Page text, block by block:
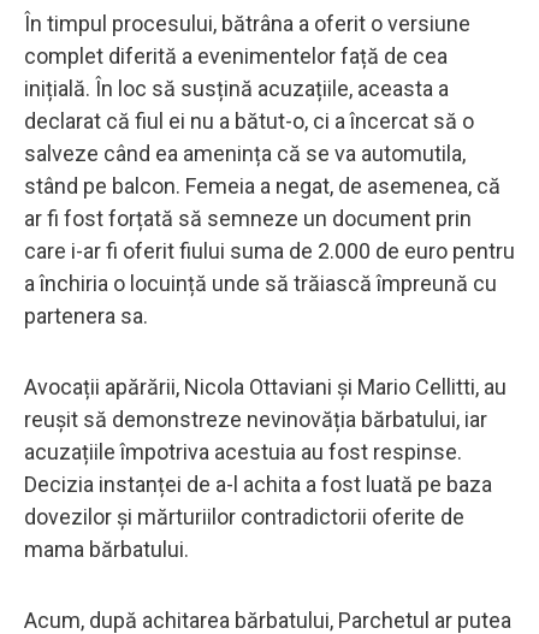
În timpul procesului, bătrâna a oferit o versiune
complet diferită a evenimentelor față de cea
inițială. În loc să susțină acuzațiile, aceasta a
declarat că fiul ei nu a bătut-o, ci a încercat să o
salveze când ea amenința că se va automutila,
stând pe balcon. Femeia a negat, de asemenea, că
ar fi fost forțată să semneze un document prin
care i-ar fi oferit fiului suma de 2.000 de euro pentru
a închiria o locuință unde să trăiască împreună cu
partenera sa.
Avocații apărării, Nicola Ottaviani și Mario Cellitti, au
reușit să demonstreze nevinovăția bărbatului, iar
acuzațiile împotriva acestuia au fost respinse.
Decizia instanței de a-l achita a fost luată pe baza
dovezilor și mărturiilor contradictorii oferite de
mama bărbatului.
Acum, după achitarea bărbatului, Parchetul ar putea